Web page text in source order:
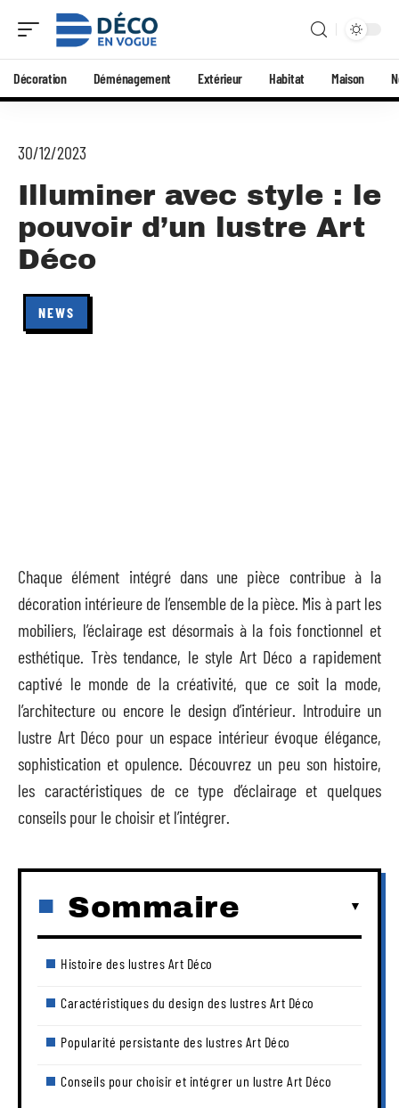
Décoration Déménagement Extérieur Habitat Maison
30/12/2023
Illuminer avec style : le
pouvoir d’un lustre Art
Déco
NEWS
Chaque élément intégré dans une pièce contribue à la
décoration intérieure de l’ensemble de la pièce. Mis à part les
mobiliers, l’éclairage est désormais à la fois fonctionnel et
esthétique. Très tendance, le style Art Déco a rapidement
captivé le monde de la créativité, que ce soit la mode,
l’architecture ou encore le design d’intérieur. Introduire un
lustre Art Déco pour un espace intérieur évoque élégance,
sophistication et opulence. Découvrez un peu son histoire,
les caractéristiques de ce type d’éclairage et quelques
conseils pour le choisir et l’intégrer.
Sommaire
Histoire des lustres Art Déco
Caractéristiques du design des lustres Art Déco
Popularité persistante des lustres Art Déco
Conseils pour choisir et intégrer un lustre Art Déco